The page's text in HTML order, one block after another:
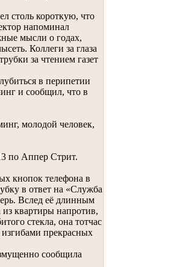
столь короткую, что
напоминал
мысли о годах,
Коллеги за глаза
за чтением газет
в перипетии
и сообщил, что в
молодой человек,
по Аппер Стрит.
кнопок телефона в
в ответ на «Служба
Вслед её длинным
из квартиры напротив,
стекла, она тотчас
прекрасных
сообщила